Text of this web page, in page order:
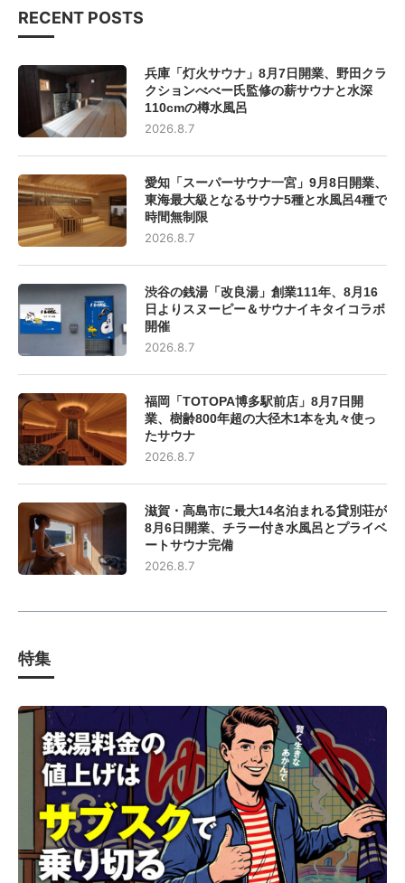
RECENT POSTS
兵庫「灯火サウナ」8月7日開業、野田クラ
クションべべー氏監修の薪サウナと水深
110cmの樽水風呂
2026.8.7
愛知「スーパーサウナ一宮」9月8日開業、
東海最大級となるサウナ5種と水風呂4種で
時間無制限
2026.8.7
渋谷の銭湯「改良湯」創業111年、8月16
日よりスヌーピー＆サウナイキタイコラボ
開催
2026.8.7
福岡「TOTOPA博多駅前店」8月7日開
業、樹齢800年超の大径木1本を丸々使っ
たサウナ
2026.8.7
滋賀・高島市に最大14名泊まれる貸別荘が
8月6日開業、チラー付き水風呂とプライベ
ートサウナ完備
2026.8.7
特集